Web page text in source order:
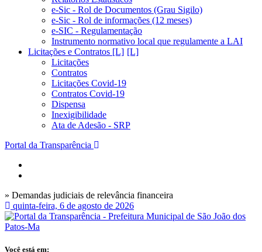
e-Sic - Rol de Documentos (Grau Sigilo)
e-Sic - Rol de informações (12 meses)
e-SIC - Regulamentação
Instrumento normativo local que regulamente a LAI
Licitações e Contratos [L]
Licitações
Contratos
Licitações Covid-19
Contratos Covid-19
Dispensa
Inexigibilidade
Ata de Adesão - SRP
Portal da Transparência
» Demandas judiciais de relevância financeira
quinta-feira, 6 de agosto de 2026
Você está em: